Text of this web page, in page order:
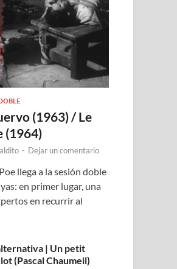
(1963) / Le
(1964)
- Dejar un comentario
llega a la sesión doble
en primer lugar, una
en recurrir al
| Un petit
(Pascal Chaumeil)